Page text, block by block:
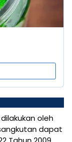
oleh
dapat